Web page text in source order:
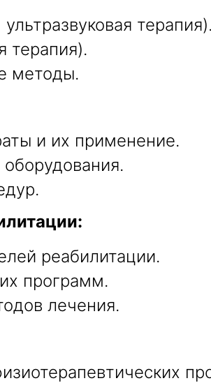
терапия).
терапия).
методы.
и их применение.
реабилитации.
программ.
лечения.